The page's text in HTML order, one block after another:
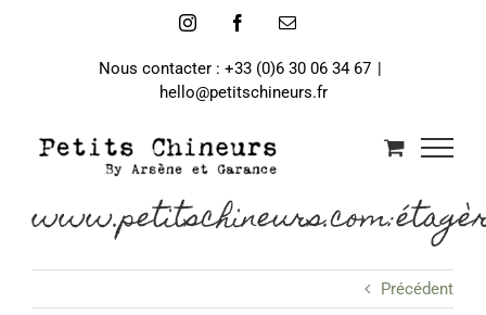
InstagramFacebookEmail
Nous contacter : +33 (0)6 30 06 34 67 |
hello@petitschineurs.fr
Précédent